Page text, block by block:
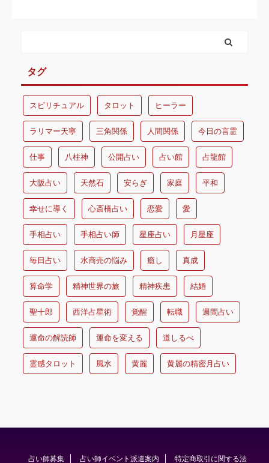
タグ
スピリチュアル タロット ヒーラー
ラリマー天寧 三角関係 人間関係 今日の言霊
仕事 八柱神 公開占い 占い館 占龍館
大阪占い 天然石 安らぎ 家庭 平和
幸せに導く 心斎橋占い 恋愛 愛
手相占い 手相占い師 星座占い 月星座
毎日占い 水商売の悩み 癒し 真成
算命学 精神世界の旅 精神疾患 結婚
聖十郎 西洋占星術 覚醒 転職 週間占い
運命の解読師 運命を変える 道しるべ
霊感タロット 風水 黄麗 黄麗の精密月占い
占い師募集 占い師イベント派遣案内 特定商取引に関する法